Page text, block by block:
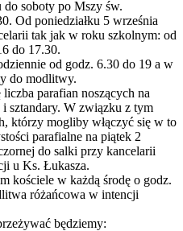
do soboty po Mszy św.
Od poniedziałku 5 września
tak jak w roku szkolnym: od
do 17.30.
od godz. 6.30 do 19 a w
do modlitwy.
parafian noszących na
sztandary. W związku z tym
którzy mogliby włączyć się w to
parafialne na piątek 2
do salki przy kancelarii
u Ks. Łukasza.
kościele w każdą środę o godz.
różańcowa w intencji
będziemy: